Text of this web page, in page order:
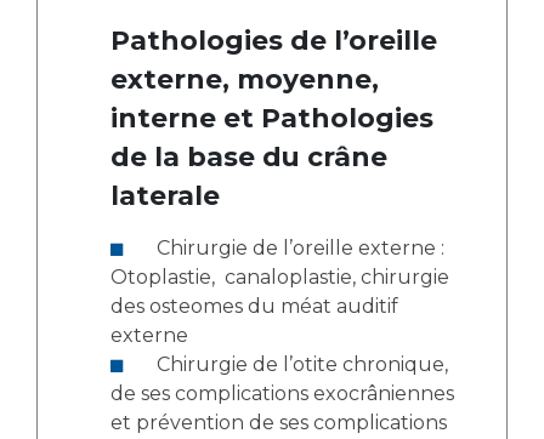
Pathologies de l’oreille
externe, moyenne,
interne et Pathologies
de la base du crâne
laterale
Otoplastie, canaloplastie, chirurgie
des osteomes du méat auditif
externe
de ses complications exocrâniennes
et prévention de ses complications